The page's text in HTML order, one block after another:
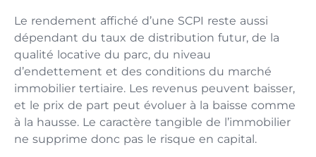
Le rendement affiché d’une SCPI reste aussi
dépendant du taux de distribution futur, de la
qualité locative du parc, du niveau
d’endettement et des conditions du marché
immobilier tertiaire. Les revenus peuvent baisser,
et le prix de part peut évoluer à la baisse comme
à la hausse. Le caractère tangible de l’immobilier
ne supprime donc pas le risque en capital.